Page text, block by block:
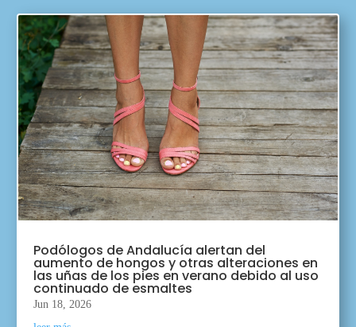
Podólogos de Andalucía alertan del
aumento de hongos y otras alteraciones en
las uñas de los pies en verano debido al uso
continuado de esmaltes
Jun 18, 2026